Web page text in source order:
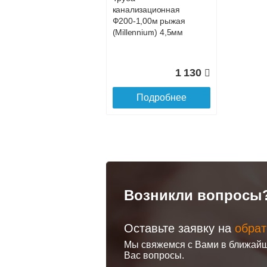
канализационная
Ф200-1,00м рыжая
(Millennium) 4,5мм
1 130
Подробнее
Лоток
Труба
Возникли
Оставьте заявку на
Мы свяжемся с Вами в
Вас вопросы.